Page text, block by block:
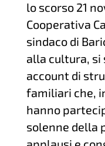
lo scorso 21
Cooperativa
sindaco di
alla cultura,
account di
familiari che,
hanno
solenne della